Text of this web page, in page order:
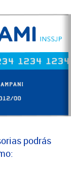
podrás